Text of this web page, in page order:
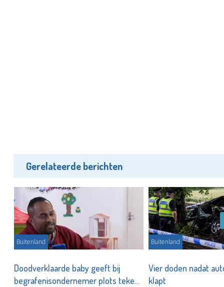
Gerelateerde berichten
Buitenland
Doodverklaarde baby geeft bij
begrafenisondernemer plots teken
Buitenland
Vier doden nadat
klapt